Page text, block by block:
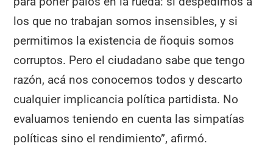
los que no trabajan somos insensibles, y si
permitimos la existencia de ñoquis somos
corruptos. Pero el ciudadano sabe que tengo
razón, acá nos conocemos todos y descarto
cualquier implicancia política partidista. No
evaluamos teniendo en cuenta las simpatías
políticas sino el rendimiento”, afirmó.